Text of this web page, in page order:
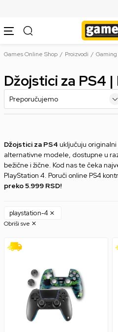
Games Online Shop Proizvodi
Džojstici za PS4
Džojstici za PS4 uključuju
alternativne modele, dostupne u
bežične i žične. Kod nas te čeka
PlayStation 4. Poruči online PS4
preko 5.999 RSD!
playstation-4
Obriši sve